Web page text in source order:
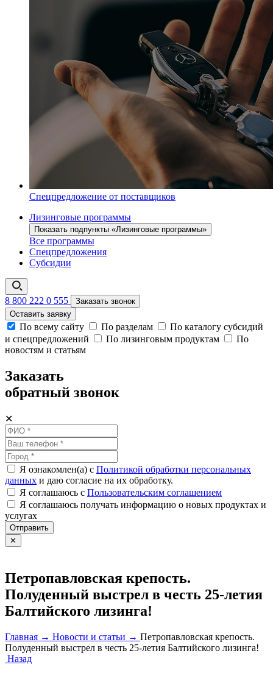
Спецпредложение от поставщиков
Лизинговые программы
Показать подпункты «Лизинговые программы»
Все программы
Спецпредложения
Субсидии
8 800 222 0 555
Заказать звонок
Оставить заявку
По всему сайту По разделам
По каталогу субсидий
и спецпредложений
По лизинговым продуктам
По
новостям и статьям
Заказать
обратный звонок
✕
Я ознакомлен(а) с Политикой обработки персональных
данных и даю согласие на их обработку.
Я соглашаюсь c Пользовательским соглашением
Я соглашаюсь получать информацию о новых продуктах и
услугах
Отправить
✕
Петропавловская крепость.
Полуденный выстрел в честь 25-летия
Балтийского лизинга!
Главная → Новости и статьи → Петропавловская крепость.
Полуденный выстрел в честь 25-летия Балтийского лизинга!
Назад